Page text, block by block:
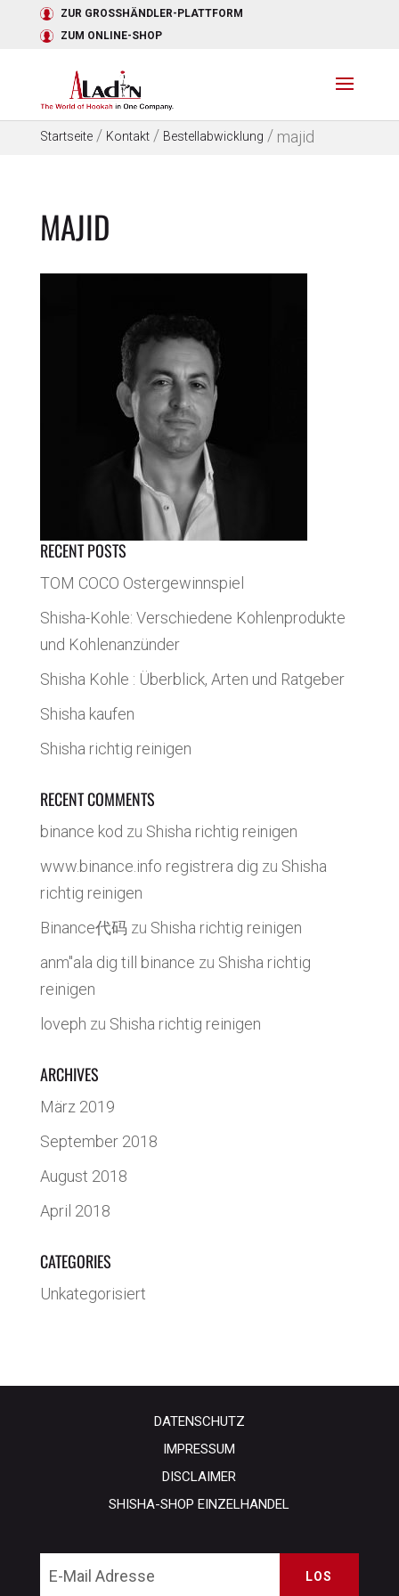
ZUR GROSSHÄNDLER-PLATTFORM
ZUM ONLINE-SHOP
Startseite/ Kontakt/ Bestellabwicklung / majid
MAJID
RECENT POSTS
TOM COCO Ostergewinnspiel
Shisha-Kohle: Verschiedene Kohlenprodukte
und Kohlenanzünder
Shisha Kohle : Überblick, Arten und Ratgeber
Shisha kaufen
Shisha richtig reinigen
RECENT COMMENTS
binance kod zu Shisha richtig reinigen
www.binance.info registrera dig zu Shisha
richtig reinigen
Binance代码 zu Shisha richtig reinigen
anm"ala dig till binance zu Shisha richtig
reinigen
loveph zu Shisha richtig reinigen
ARCHIVES
März 2019
September 2018
August 2018
April 2018
CATEGORIES
Unkategorisiert
DATENSCHUTZ
IMPRESSUM
DISCLAIMER
SHISHA-SHOP EINZELHANDEL
LOS